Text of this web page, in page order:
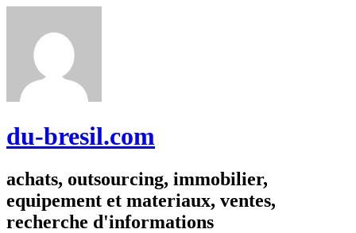
du-bresil.com
achats, outsourcing, immobilier,
equipement et materiaux, ventes,
recherche d'informations